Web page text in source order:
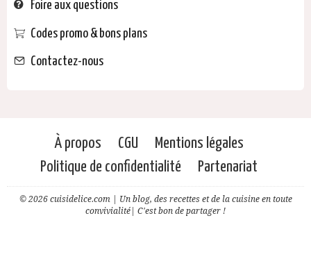
Foire aux questions
Codes promo & bons plans
Contactez-nous
À propos CGU
Mentions légales
Politique de confidentialité
Partenariat
© 2026 cuisidelice.com | Un blog, des recettes et de la cuisine en toute
convivialité| C'est bon de partager !